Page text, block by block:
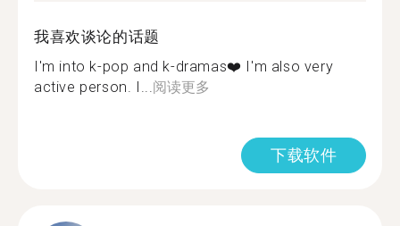
我喜欢谈论的话题
I'm into k-pop and k-dramas❤️ I'm also very
active person. I...阅读更多
下载软件